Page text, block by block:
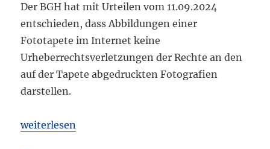
Der BGH hat mit Urteilen vom 11.09.2024
entschieden, dass Abbildungen einer
Fototapete im Internet keine
Urheberrechtsverletzungen der Rechte an den
auf der Tapete abgedruckten Fotografien
darstellen.
„BGH: Bilder von Fototapete sind keine
weiterlesen